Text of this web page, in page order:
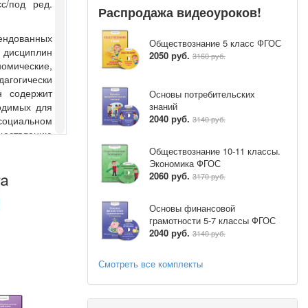
ряда в
в том
жизни
точки
при
методов
-5часов в
их
под ред.
содержит
для
и
Распродажа видеоуроков!
Обществознание 5 класс ФГОС
2050 руб. 3160 руб.
Основы потребительских
знаний
2040 руб. 3140 руб.
Обществознание 10-11 классы.
Экономика ФГОС
2060 руб. 3170 руб.
Основы финансовой
грамотности 5-7 классы ФГОС
2040 руб. 3140 руб.
Смотреть все комплекты